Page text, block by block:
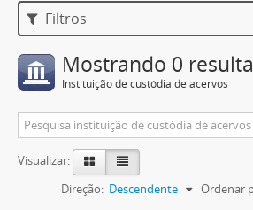
Filtros
Mostrando 0
Instituição de custódia de acervos
Visualizar:
Ordenar
Direção: Descendente